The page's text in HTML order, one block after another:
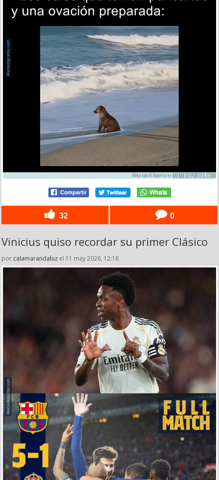
32 0
Vinicius quiso recordar su primer Clásico
por calamarandaluz el 11 may 2026, 12:18